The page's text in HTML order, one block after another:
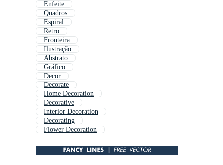
Enfeite
Quadros
Espiral
Retro
Fronteira
Ilustração
Abstrato
Gráfico
Decor
Decorate
Home Decoration
Decorative
Interior Decoration
Decorating
Flower Decoration